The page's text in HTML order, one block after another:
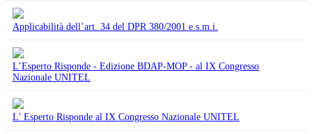
Applicabilità dell’art. 34 del DPR 380/2001 e s.m.i.
L’Esperto Risponde - Edizione BDAP-MOP - al IX Congresso
Nazionale UNITEL
L' Esperto Risponde al IX Congresso Nazionale UNITEL